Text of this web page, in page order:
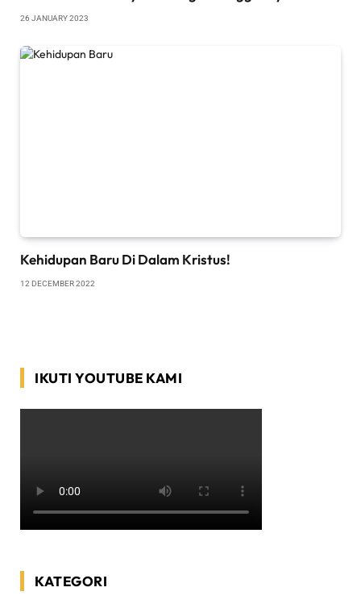
26 JANUARY 2023
Kehidupan Baru Di Dalam Kristus!
12 DECEMBER 2022
IKUTI YOUTUBE KAMI
KATEGORI